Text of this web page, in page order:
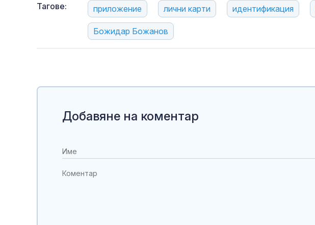
Тагове: приложение лични карти идентификация
Божидар Божанов
Добавяне на коментар